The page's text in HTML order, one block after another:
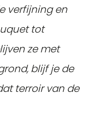
verfijning en
tot
ze met
blijf je de
terroir van de